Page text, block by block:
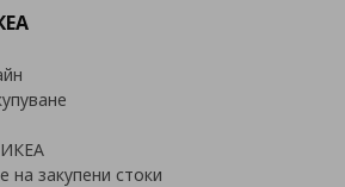
ИКЕА
на закупени стоки